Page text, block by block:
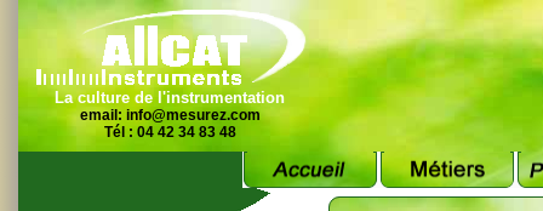
La culture de l'instrumentation
email: info@mesurez.com
Tél : 04 42 34 83 48